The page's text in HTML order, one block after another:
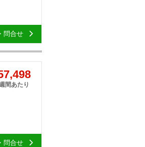
問合せ
間あたり
問合せ